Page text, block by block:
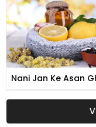
Nani Jan Ke Asan